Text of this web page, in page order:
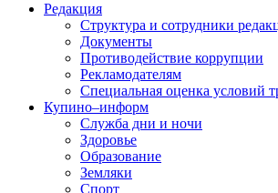
Редакция
Структура и сотрудники
Документы
Противодействие коррупции
Рекламодателям
Специальная оценка условий
Купино–информ
Служба дни и ночи
Здоровье
Образование
Земляки
Спорт